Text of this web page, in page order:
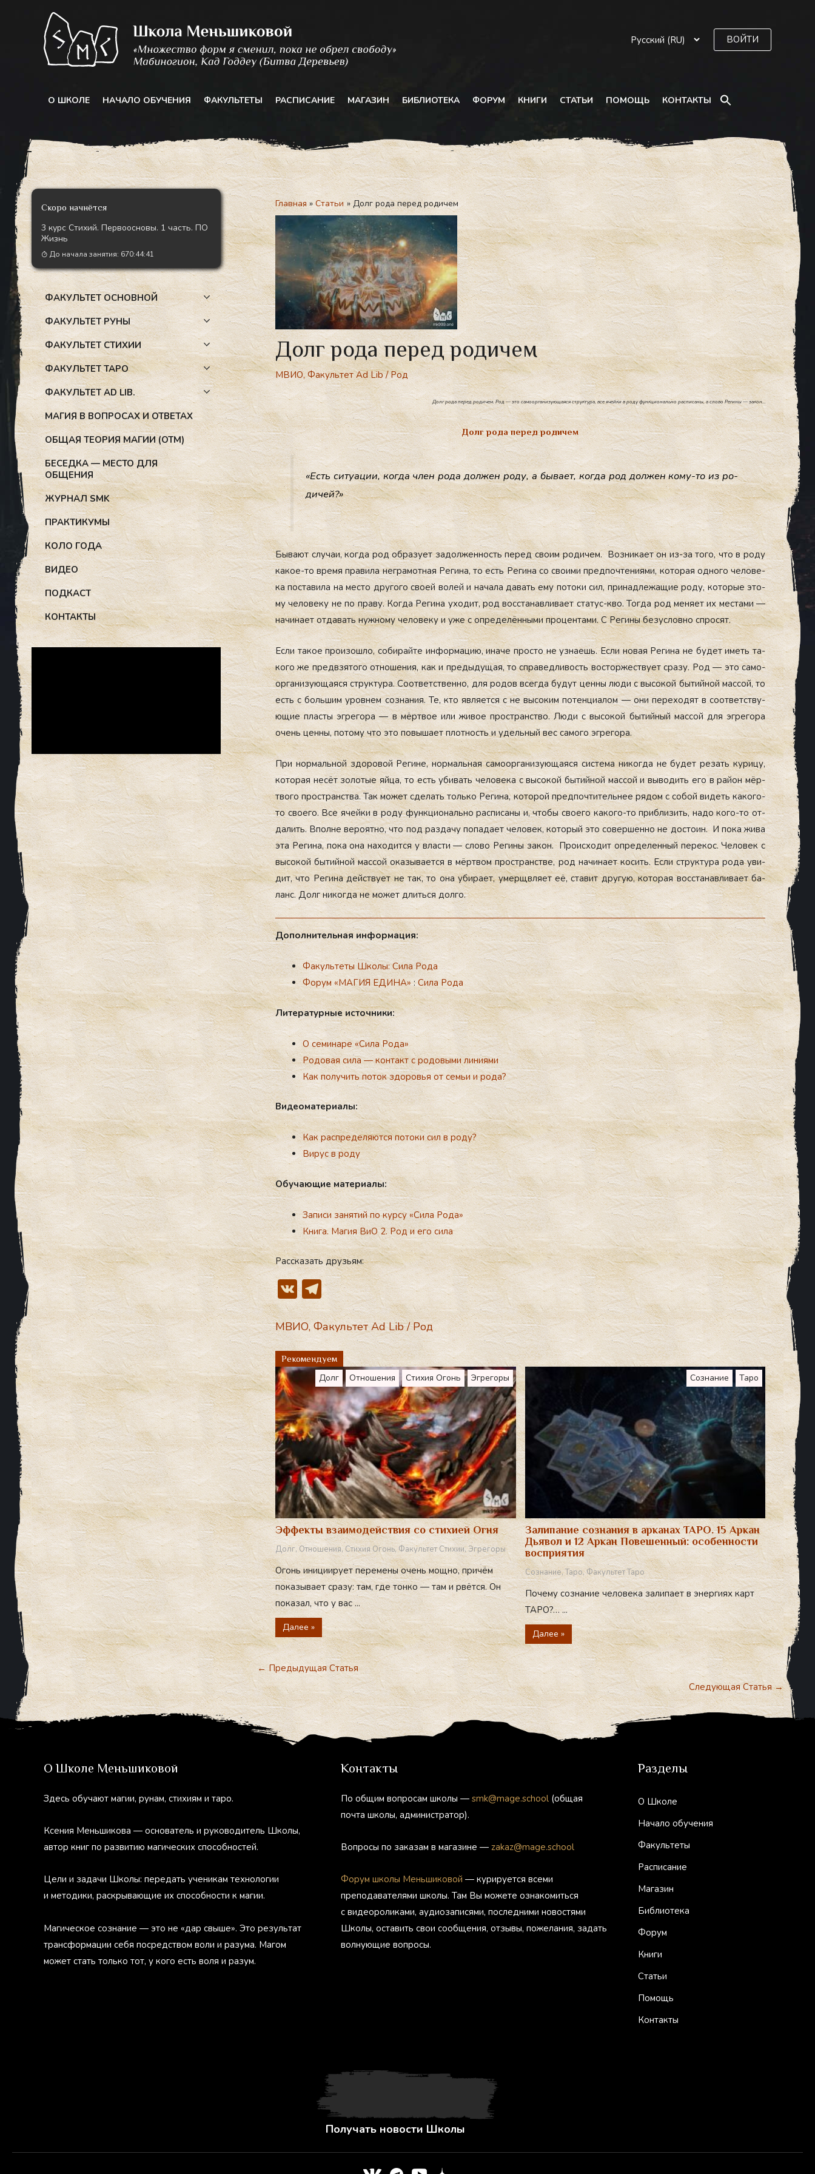
содержимому
ВОЙТИ
О ШКОЛЕ НАЧАЛО ОБУЧЕНИЯ ФАКУЛЬТЕТЫ РАСПИСАНИЕ МАГАЗИН БИБЛИОТЕКА ФОРУМ КНИГИ СТАТЬИ ПОМОЩЬ КОНТАКТЫ
Скоро начнётся
3 курс Стихий. Первоосновы. 1 часть. ПО
Жизнь
До начала занятия: 670:44:39
ФАКУЛЬТЕТ ОСНОВНОЙ
ФАКУЛЬТЕТ РУНЫ
ФАКУЛЬТЕТ СТИХИИ
ФАКУЛЬТЕТ ТАРО
ФАКУЛЬТЕТ AD LIB.
МАГИЯ В ВОПРОСАХ И ОТВЕТАХ
ОБЩАЯ ТЕОРИЯ МАГИИ (ОТМ)
БЕСЕДКА — МЕСТО ДЛЯ
ОБЩЕНИЯ
ЖУРНАЛ SMK
ПРАКТИКУМЫ
КОЛО ГОДА
ВИДЕО
ПОДКАСТ
КОНТАКТЫ
Главная Статьи Долг рода перед родичем
Долг рода перед родичем
МВИО,Факультет Ad Lib/Род
Долг рода перед родичем. Род — это самоорганизующаяся структура, все ячейки в роду функционально расписаны, а слово Регины — закон…
Долг рода перед родичем
«Есть си­ту­ации, ког­да член ро­да дол­жен ро­ду, а бы­ва­ет, ког­да род дол­жен ко­му-то из ро­
дичей?»
Бы­ва­ют слу­чаи, ког­да род об­ра­зу­ет за­дол­женность пе­ред сво­им ро­дичем. Воз­ни­ка­ет он из-за то­го, что в ро­ду
ка­кое-то вре­мя пра­вила нег­ра­мот­ная Ре­гина, то есть Ре­гина со сво­ими пред­почте­ни­ями, ко­торая од­но­го че­лове­
ка пос­та­вила на мес­то дру­гого сво­ей во­лей и на­чала да­вать ему по­токи сил, при­над­ле­жащие ро­ду, ко­торые это­
му че­лове­ку не по пра­ву. Ког­да Ре­гина ухо­дит, род вос­ста­нав­ли­ва­ет ста­тус-кво. Тог­да род ме­ня­ет их мес­та­ми —
на­чина­ет от­да­вать нуж­но­му че­лове­ку и уже с оп­ре­делён­ны­ми про­цен­та­ми. С Ре­гины бе­зус­ловно спро­сят.
Ес­ли та­кое про­изош­ло, со­бирай­те ин­форма­цию, ина­че прос­то не уз­на­ешь. Ес­ли но­вая Ре­гина не бу­дет иметь та­
кого же пред­взя­того от­но­шения, как и пре­дыду­щая, то спра­вед­ли­вость вос­торжес­тву­ет сра­зу. Род — это са­мо­
ор­га­низу­юща­яся струк­ту­ра. Со­от­ветс­твен­но, для ро­дов всег­да бу­дут цен­ны лю­ди с вы­сокой бы­тий­ной мас­сой, то
есть с боль­шим уров­нем соз­на­ния. Те, кто яв­ля­ет­ся с не вы­соким по­тен­ци­алом — они пе­рехо­дят в со­от­ветс­тву­
ющие плас­ты эг­ре­гора — в мёр­твое или жи­вое прос­транс­тво. Лю­ди с вы­сокой бы­тий­ный мас­сой для эг­ре­гора
очень цен­ны, по­тому что это по­выша­ет плот­ность и удель­ный вес са­мого эг­ре­гора.
При нор­маль­ной здо­ровой Ре­гине, нор­маль­ная са­мо­ор­га­низу­юща­яся сис­те­ма ни­ког­да не бу­дет ре­зать ку­рицу,
ко­торая не­сёт зо­лотые яй­ца, то есть уби­вать че­лове­ка с вы­сокой бы­тий­ной мас­сой и вы­водить его в рай­он мёр­
тво­го прос­транс­тва. Так мо­жет сде­лать толь­ко Ре­гина, ко­торой пред­почти­тель­нее ря­дом с со­бой ви­деть ка­кого-
то сво­его. Все ячей­ки в ро­ду фун­кци­ональ­но рас­пи­саны и, что­бы сво­его ка­кого-то приб­ли­зить, на­до ко­го-то от­
да­лить. Впол­не ве­ро­ят­но, что под раз­да­чу по­пада­ет че­ловек, ко­торый это со­вер­шенно не дос­то­ин. И по­ка жи­ва
эта Ре­гина, по­ка она на­ходит­ся у влас­ти — сло­во Ре­гины за­кон. Про­ис­хо­дит оп­ре­делен­ный пе­рекос. Че­ловек с
вы­сокой бы­тий­ной мас­сой ока­зыва­ет­ся в мёр­твом прос­транс­тве, род на­чина­ет ко­сить. Ес­ли струк­ту­ра ро­да уви­
дит, что Ре­гина дей­ству­ет не так, то она уби­ра­ет, умерщ­вля­ет её, ста­вит дру­гую, ко­торая вос­ста­нав­ли­ва­ет ба­
ланс. Долг ни­ког­да не мо­жет длить­ся дол­го.
До­пол­ни­тель­ная ин­фор­ма­ция:
Факультеты Школы: Сила Рoда
Форум «МАГИЯ ЕДИНА»:Сила Рода
Ли­те­ра­тур­ные ис­точ­ни­ки:
О семинаре «Сила Рода»
Родовая сила — контакт с родовыми линиями
Как получить поток здоровья от семьи и рода?
Ви­де­ома­те­ри­алы:
Как распределяются потоки сил в роду?
Вирус в роду
Обу­ча­ющие ма­те­ри­алы:
Записи занятий по курсу «Сила Рода»
Книга. Магия ВиО 2. Род и его сила
Рассказать друзьям:
V
K
T
el
e
gr
a
m
МВИО,Факультет Ad Lib/Род
Рекомендуем
Долг Отношения Стихия Огонь Эгрегоры
Эффекты взаимодействия со стихией Огня
Долг, Отношения,Стихия Огонь, Факультет Стихии,Эгрегоры
Огонь инициирует перемены очень мощно, причём
показывает сразу: там, где тонко — там и рвётся. Он
показал, что у вас ...
Далее »
Сознание Таро
Залипание сознания в арканах ТАРО. 15 Аркан
Дьявол и 12 Аркан Повешенный: особенности
восприятия
Сознание,Таро,Факультет Таро
Почему сознание человека залипает в энергиях карт
ТАРО?… ...
Далее »
←Предыдущая Статья
Следующая Статья→
О Школе Меньшиковой
Здесь обучают магии, рунам, стихиям и таро.
Ксения Меньшикова — основатель и руководитель Школы,
автор книг по развитию магических способностей.
Цели и задачи Школы: передать ученикам технологии
и методики, раскрывающие их способности к магии.
Магическое сознание — это не «дар свыше». Это результат
трансформации себя посредством воли и разума. Магом
может стать только тот, у кого есть воля и разум.
Контакты
По общим вопросам школы — smk@mage.school (общая
почта школы, администратор).
Вопросы по заказам в магазине — zakaz@mage.school
Форум школы Меньшиковой — курируется всеми
преподавателями школы. Там Вы можете ознакомиться
с видеороликами, аудиозаписями, последними новостями
Школы, оставить свои сообщения, отзывы, пожелания, задать
волнующие вопросы.
Разделы
О Школе
Начало обучения
Факультеты
Расписание
Магазин
Библиотека
Форум
Книги
Статьи
Помощь
Контакты
Получать новости Школы